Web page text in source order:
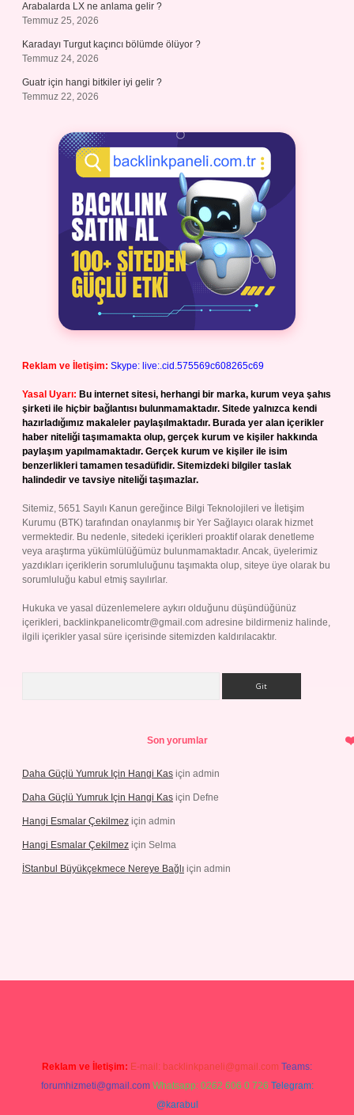
Arabalarda LX ne anlama gelir ?
Temmuz 25, 2026
Karadayı Turgut kaçıncı bölümde ölüyor ?
Temmuz 24, 2026
Guatr için hangi bitkiler iyi gelir ?
Temmuz 22, 2026
Reklam ve İletişim: Skype: live:.cid.575569c608265c69
Yasal Uyarı: Bu internet sitesi, herhangi bir marka, kurum veya şahıs
şirketi ile hiçbir bağlantısı bulunmamaktadır. Sitede yalnızca kendi
hazırladığımız makaleler paylaşılmaktadır. Burada yer alan içerikler
haber niteliği taşımamakta olup, gerçek kurum ve kişiler hakkında
paylaşım yapılmamaktadır. Gerçek kurum ve kişiler ile isim
benzerlikleri tamamen tesadüfidir. Sitemizdeki bilgiler taslak
halindedir ve tavsiye niteliği taşımazlar.
Sitemiz, 5651 Sayılı Kanun gereğince Bilgi Teknolojileri ve İletişim
Kurumu (BTK) tarafından onaylanmış bir Yer Sağlayıcı olarak hizmet
vermektedir. Bu nedenle, sitedeki içerikleri proaktif olarak denetleme
veya araştırma yükümlülüğümüz bulunmamaktadır. Ancak, üyelerimiz
yazdıkları içeriklerin sorumluluğunu taşımakta olup, siteye üye olarak bu
sorumluluğu kabul etmiş sayılırlar.
Hukuka ve yasal düzenlemelere aykırı olduğunu düşündüğünüz
içerikleri, backlinkpanelicomtr@gmail.com adresine bildirmeniz halinde,
ilgili içerikler yasal süre içerisinde sitemizden kaldırılacaktır.
Son yorumlar
Daha Güçlü Yumruk Için Hangi Kas için admin
Daha Güçlü Yumruk Için Hangi Kas için Defne
Hangi Esmalar Çekilmez için admin
Hangi Esmalar Çekilmez için Selma
İStanbul Büyükçekmece Nereye Bağlı için admin
Reklam ve İletişim: E-mail: backlinkpaneli@gmail.com Teams:
forumhizmeti@gmail.com Whatsapp: 0262 606 0 726 Telegram:
@karabul